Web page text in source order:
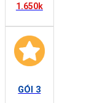
1.650k
GÓI 3